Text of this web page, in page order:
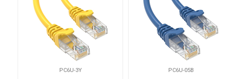
PC6U-3Y PC6U-05B